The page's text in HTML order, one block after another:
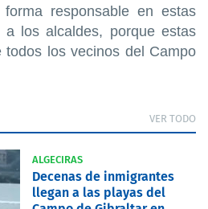
responsable en estas
a los alcaldes, porque estas
los vecinos del Campo
VER TODO
ALGECIRAS
Decenas de inmigrantes
llegan a las playas del